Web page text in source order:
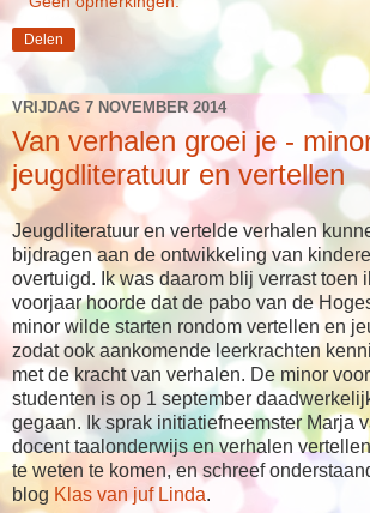
Delen
VRIJDAG 7 NOVEMBER 2014
Van verhalen groei je -
jeugdliteratuur en vertellen
Jeugdliteratuur en vertelde verhalen
bijdragen aan de ontwikkeling van
overtuigd. Ik was daarom blij verrast toen
voorjaar hoorde dat de pabo van de
minor wilde starten rondom vertellen en
zodat ook aankomende leerkrachten
met de kracht van verhalen. De minor
studenten is op 1 september
gegaan. Ik sprak initiatiefneemster Marja
docent taalonderwijs en verhalen
te weten te komen, en schreef
blog Klas van juf Linda.